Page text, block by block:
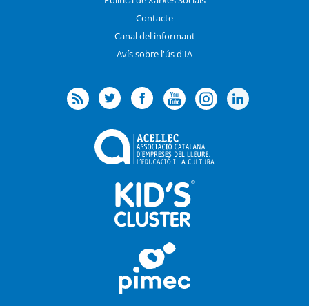
Contacte
Canal del informant
Avís sobre l'ús d'IA